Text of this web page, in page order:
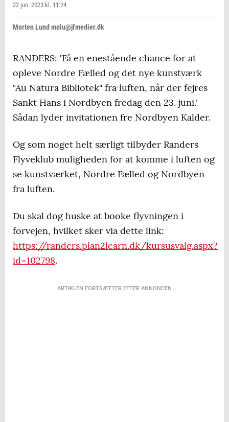
22 jun. 2023 kl. 11:24
Morten Lund molu@jfmedier.dk
RANDERS: 'Få en enestående chance for at
opleve Nordre Fælled og det nye kunstværk
"Au Natura Bibliotek" fra luften, når der fejres
Sankt Hans i Nordbyen fredag den 23. juni.'
Sådan lyder invitationen fre Nordbyen Kalder.
Og som noget helt særligt tilbyder Randers
Flyveklub muligheden for at komme i luften og
se kunstværket, Nordre Fælled og Nordbyen
fra luften.
Du skal dog huske at booke flyvningen i
forvejen, hvilket sker via dette link:
https://randers.plan2learn.dk/kursusvalg.aspx?
id=102798.
ARTIKLEN FORTSÆTTER EFTER ANNONCEN